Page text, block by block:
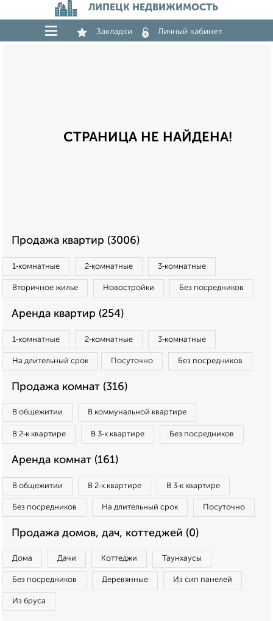
ЛИПЕЦК НЕДВИЖИМОСТЬ
Закладки Личный кабинет
СТРАНИЦА НЕ НАЙДЕНА!
Продажа квартир (3006)
1‑комнатные 2‑комнатные 3‑комнатные
Вторичное жилье Новостройки Без посредников
Аренда квартир (254)
1‑комнатные 2‑комнатные 3‑комнатные
На длительный срок Посуточно Без посредников
Продажа комнат (316)
В общежитии В коммунальной квартире
В 2‑к квартире В 3‑к квартире Без посредников
Аренда комнат (161)
В общежитии В 2‑к квартире В 3‑к квартире
Без посредников На длительный срок Посуточно
Продажа домов, дач, коттеджей (0)
Дома Дачи Коттеджи Таунхаусы
Без посредников Деревянные Из сип панелей
Из бруса